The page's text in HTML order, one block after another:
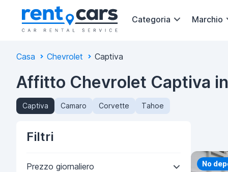
Categoria Marchio
Casa Chevrolet Captiva
Affitto Chevrolet Captiva
Captiva Camaro Corvette Tahoe
Filtri
Prezzo giornaliero No